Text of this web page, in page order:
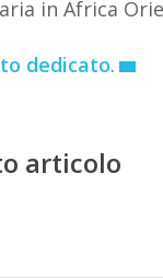
in Africa
dedicato.
articolo